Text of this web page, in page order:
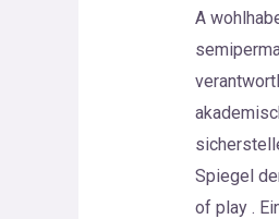
A
Spiegel
of play .